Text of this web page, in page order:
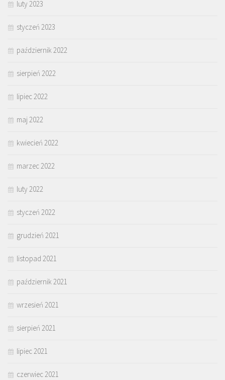
luty 2023
styczeń 2023
październik 2022
sierpień 2022
lipiec 2022
maj 2022
kwiecień 2022
marzec 2022
luty 2022
styczeń 2022
grudzień 2021
listopad 2021
październik 2021
wrzesień 2021
sierpień 2021
lipiec 2021
czerwiec 2021